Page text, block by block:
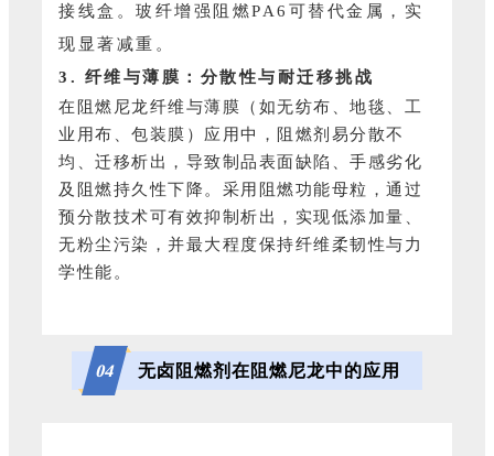
接线盒。玻纤增强阻燃PA6可替代金属，实
现显著减重。
3. 纤维与薄膜：分散性与耐迁移挑战
在阻燃尼龙纤维与薄膜（如无纺布、地毯、工
业用布、包装膜）应用中，阻燃剂易分散不
均、迁移析出，导致制品表面缺陷、手感劣化
及阻燃持久性下降。采用阻燃功能母粒，通过
预分散技术可有效抑制析出，实现低添加量、
无粉尘污染，并最大程度保持纤维柔韧性与力
学性能。
04 无卤阻燃剂在阻燃尼龙中的应用